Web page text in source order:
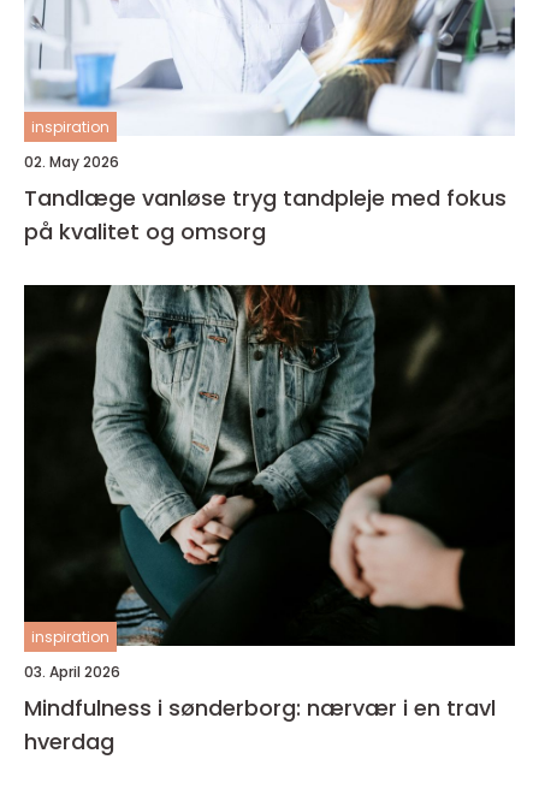
inspiration
02. May 2026
Tandlæge vanløse tryg tandpleje med fokus
på kvalitet og omsorg
inspiration
03. April 2026
Mindfulness i sønderborg: nærvær i en travl
hverdag